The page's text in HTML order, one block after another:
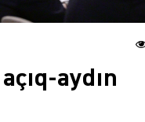
aydın